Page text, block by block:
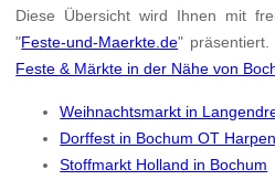
Diese Übersicht wird Ihnen mit
"Feste-und-Maerkte.de" präsentiert.
Feste & Märkte in der Nähe von
Weihnachtsmarkt in
Dorffest in Bochum OT Harpen
Stoffmarkt Holland in Bochum